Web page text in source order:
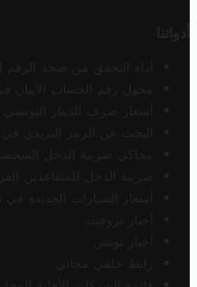
أدواتنا
أداة التحقق من صحة الرقم
محول رقم الحساب الآيبان
أسعار صرف الدينار التونسي
البحث عن الرمز البريدي
محاكي ضريبة الدخل
ضريبة الدخل للمتقاعدين
أسعار السيارات الجديدة في
أخبار تروفيت
أخبار تونس
رابط خلفي مجاني